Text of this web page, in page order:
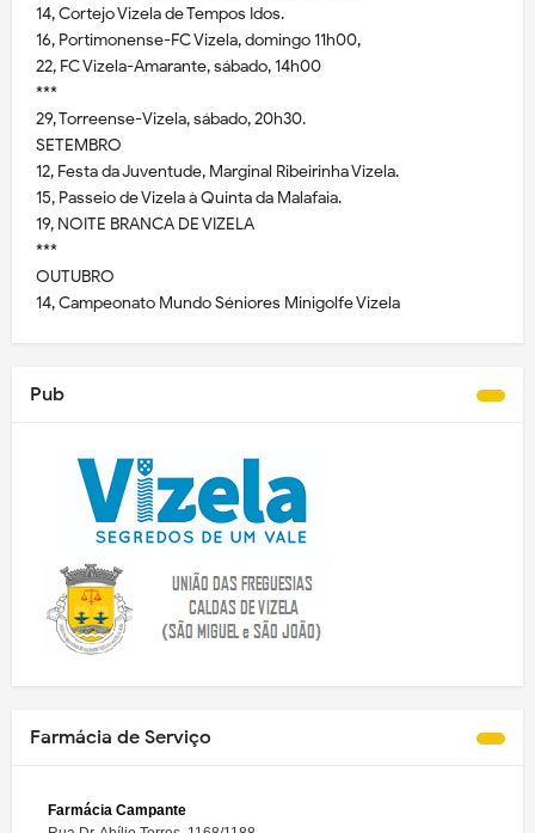
14, Cortejo Vizela de Tempos Idos.
16, Portimonense-FC Vizela, domingo 11h00,
22, FC Vizela-Amarante, sábado, 14h00
***
29, Torreense-Vizela, sábado, 20h30.
SETEMBRO
12, Festa da Juventude, Marginal Ribeirinha Vizela.
15, Passeio de Vizela à Quinta da Malafaia.
19, NOITE BRANCA DE VIZELA
***
OUTUBRO
14, Campeonato Mundo Séniores Minigolfe Vizela
Pub
Farmácia de Serviço